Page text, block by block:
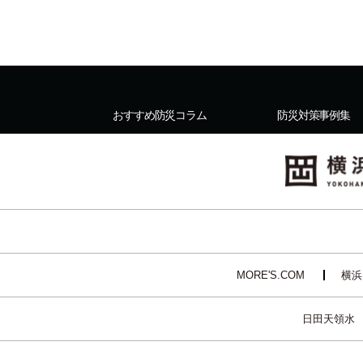
おすすめ防災コラム 防災対策事例集
MORE'S.COM 横
日田天領水